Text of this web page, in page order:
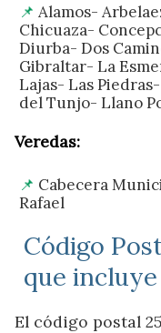
Alamos-
Chicuaza-
Diurba- Dos
Gibraltar- La
Lajas- Las
del Tunjo- Llano
Veredas:
Cabecera
Rafael
Código
que incluye
El código postal